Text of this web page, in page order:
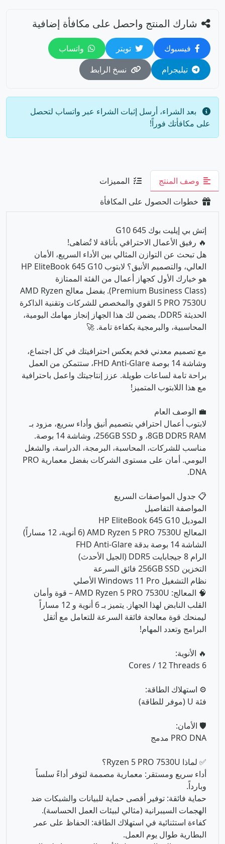
شارك المنتج واحصل على مكافأة إضافية
فيسبوك تويتر
واتساب
تيليجرام
نسخ الرابط
وصف المنتج
إتش بي إيليت بوك 645 G10
🔥 رفيق الأعمال الاحترافي بأناقة لا تُضاهى!
هل تبحث عن التوازن المثالي بين الأداء السريع، الأمان
العالي، والتصميم الأنيق؟ لابتوب HP EliteBook 645 G10
5 PRO 7530U القوي والمخصص للشركات وتقنية الذاكرة
الحديثة DDR5، يضمن لك هذا الجهاز إنجاز مهامك اليومية،
المحاسبية، والبرمجية بكفاءة تامة. 🚀
مع تصميم معدني فخم يعكس احترافيتك في كل اجتماع،
وشاشة 14 بوصة FHD Anti-Glare، ستتمكن من العمل
براحة تامة لساعات طويلة. عزز إنتاجيتك واعمل باحترافية
مع هذا اللابتوب المتميز!
💼 الوصف العام
لابتوب أعمال احترافي بتصميم أنيق وأداء سريع، مزود بـ
8GB DDR5 RAM، و 256GB SSD، وشاشة 14 بوصة.
مناسب للشركات، المحاسبة، البرمجة، الدراسة، والشغل
DNA.
📋 جدول المواصفات السريع
المواصفة التفاصيل
الموديل HP EliteBook 645 G10
المعالج AMD Ryzen 5 PRO 7530U (6 أنوية، 12 مساراً)
الرام 8 جيجابايت DDR5 (الجيل الأحدث)
التخزين 256GB SSD فائق السرعة
نظام التشغيل Windows 11 Pro الأصلي
🧠 المعالج: AMD Ryzen 5 PRO 7530U – قوة وأمان
ليمنحك قوة معالجة فائقة السرعة للتعامل مع أثقل
البرامج وتعدد المهام!
🔥 الأنوية:
6 Cores / 12 Threads
⚙️ استهلاك الطاقة:
🛡️ الأمان:
✅ لماذا Ryzen 5 PRO 7530U؟
وبارداً.
حماية فائقة: توفير أقصى حماية للبيانات والشبكات ضد
كفاءة استثنائية في استهلاك الطاقة: الحفاظ على عمر
البطارية طوال يوم العمل.
سرعة في المعالجة: بفضل الأنوية الستة، ممتاز لمعالجة
الأكواد البرمجية.
🧩 الذاكرة العشوائية: 8GB DDR5 – سرعة الجيل الجديد
ذاكرة عشوائية بسعة 8 جيجابايت من نوع DDR5 – سرعة
استجابة مضاعفة لتعدد المهام!